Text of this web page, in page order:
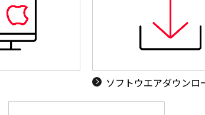
ソフトウエアダウンロ